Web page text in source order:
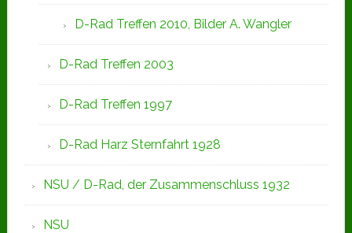
D-Rad Treffen 2010, Bilder A. Wangler
D-Rad Treffen 2003
D-Rad Treffen 1997
D-Rad Harz Sternfahrt 1928
NSU / D-Rad, der Zusammenschluss 1932
NSU